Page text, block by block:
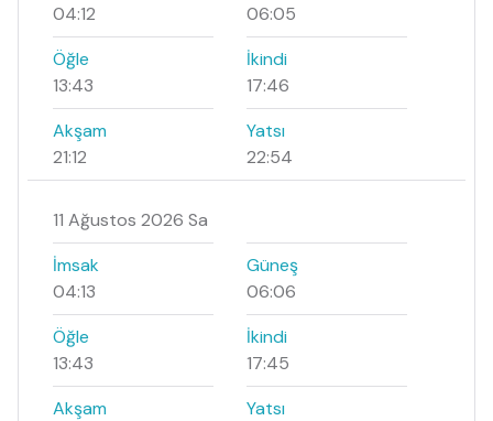
04:12
06:05
Öğle
13:43
İkindi
17:46
Akşam
21:12
Yatsı
22:54
11 Ağustos 2026 Sa
İmsak
04:13
Güneş
06:06
Öğle
13:43
İkindi
17:45
Akşam
Yatsı